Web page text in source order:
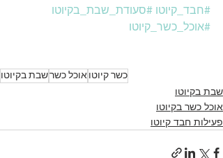
#חבד_קיוטו #סעודת_שבת_בקיוטו
#אוכל_כשר_קיוטו
כשר קיוטואוכל כשרשבת בקיוטו
שבת בקיוטו
אוכל כשר בקיוטו
פעילות חבד קיוטו